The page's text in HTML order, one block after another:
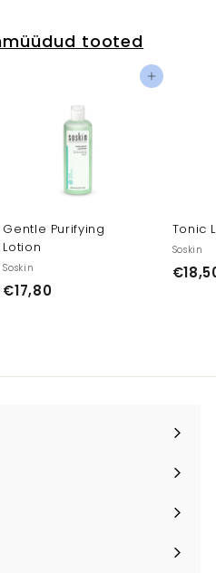
0
tooted
Lisa ostukorvi
Gentle Purifying
Lotion
Soskin
€17,80€
8
Tonic
Soskin